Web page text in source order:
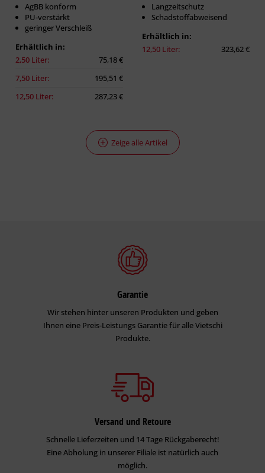
AgBB konform
PU-verstärkt
geringer Verschleiß
Erhältlich in:
2,50 Liter:
75,18 €
7,50 Liter:
195,51 €
12,50 Liter:
287,23 €
Langzeitschutz
Schadstoffabweisend
Erhältlich in:
12,50 Liter:
323,62 €
Zeige alle Artikel
Garantie
Wir stehen hinter unseren Produkten und geben
Ihnen eine Preis-Leistungs Garantie für alle Vietschi
Produkte.
Versand und Retoure
Schnelle Lieferzeiten und 14 Tage Rückgaberecht!
Eine Abholung in unserer Filiale ist natürlich auch
möglich.